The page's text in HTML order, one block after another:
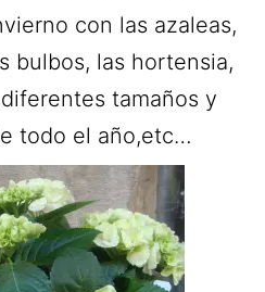
con las azaleas,
bulbos, las hortensia,
tamaños y
todo el año,etc…